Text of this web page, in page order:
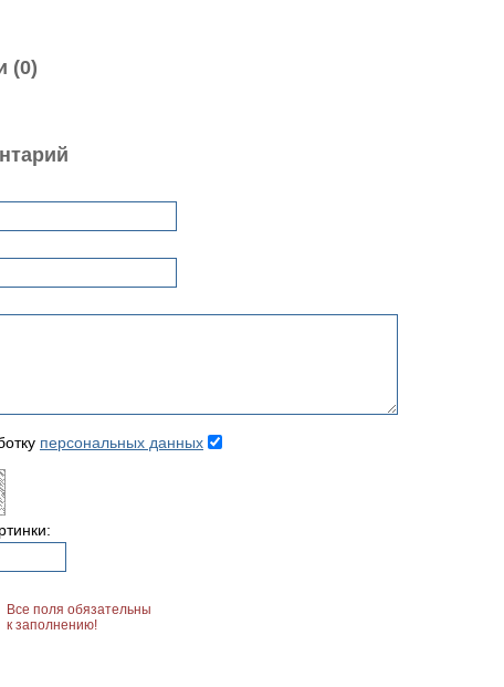
(0)
персональных данных
Все поля обязательны
к заполнению!